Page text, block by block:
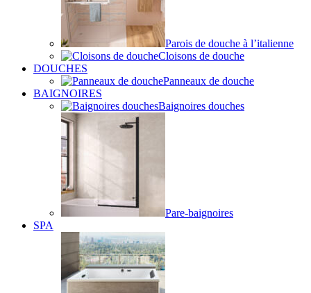
Parois de douche à l’italienne
Cloisons de douche
DOUCHES
Panneaux de douche
BAIGNOIRES
Baignoires douches
Pare-baignoires
SPA